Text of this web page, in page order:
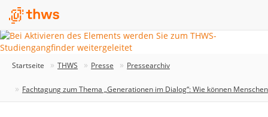
Startseite THWS Presse Pressearchiv
Fachtagung zum Thema „Generationen im Dialog“: Wie können